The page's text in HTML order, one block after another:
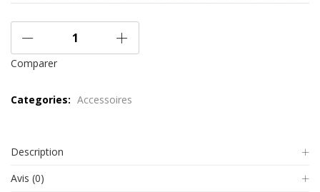
Comparer
Categories: Accessoires
Description
Avis (0)